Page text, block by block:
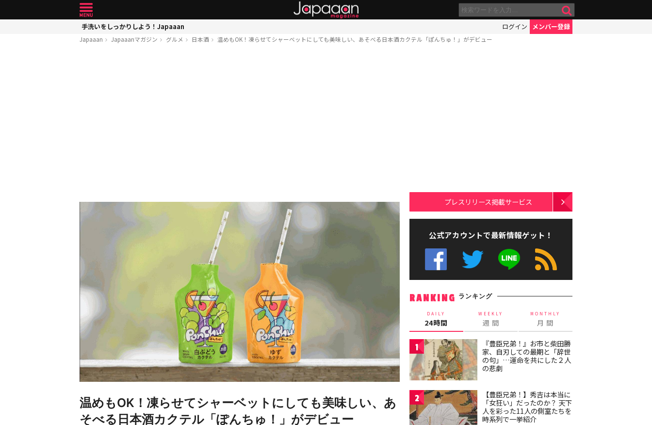
手洗いをしっかりしよう！Japaaan ログイン メンバー登録
Japaaan Japaaanマガジン グルメ 日本酒 温めもOK！凍らせてシャーベットにしても美味しい、あそべる日本酒カクテル「ぽんちゅ！」がデビュー
温めもOK！凍らせてシャーベットにしても美味しい、あ
そべる日本酒カクテル「ぽんちゅ！」がデビュー
プレスリリース掲載サービス
公式アカウントで最新情報ゲット！
RANKING ランキング
DAILY
24時間
WEEKLY
週 間
MONTHLY
月 間
1
『豊臣兄弟！』お市と柴田勝
家、自刃しての最期と「辞世
の句」…運命を共にした２人
の悲劇
2
【豊臣兄弟！】秀吉は本当に
「女狂い」だったのか？ 天下
人を彩った11人の側室たちを
時系列で一挙紹介